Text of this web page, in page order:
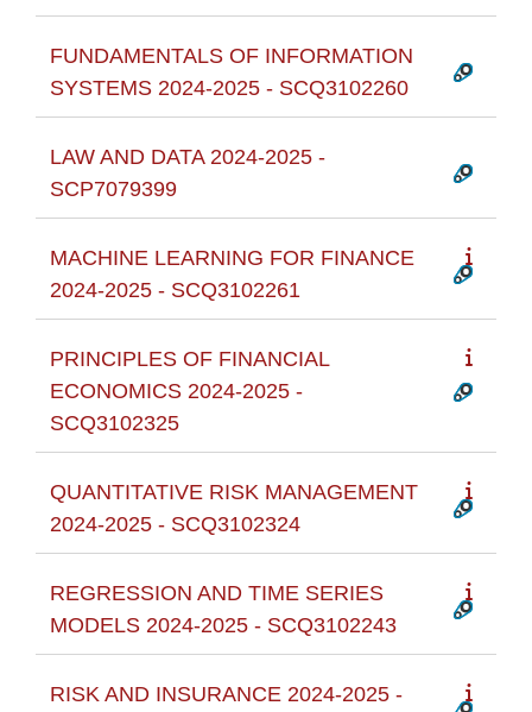
FUNDAMENTALS OF INFORMATION
SYSTEMS 2024-2025 - SCQ3102260
LAW AND DATA 2024-2025 -
SCP7079399
MACHINE LEARNING FOR FINANCE
2024-2025 - SCQ3102261
PRINCIPLES OF FINANCIAL
ECONOMICS 2024-2025 -
SCQ3102325
QUANTITATIVE RISK MANAGEMENT
2024-2025 - SCQ3102324
REGRESSION AND TIME SERIES
MODELS 2024-2025 - SCQ3102243
RISK AND INSURANCE 2024-2025 -